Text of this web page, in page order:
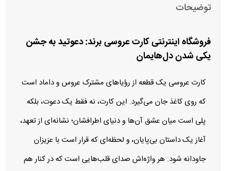
توضیحات
فروشگاه اینترنتی کارت عروسی برند: دعوتید به جشن
یکی شدن دل‌هایمان
کارت عروسی یک قطعه از رؤیاهای مشترک عروس و داماد است
که روی کاغذ جان می‌گیرد. این کارت، نه فقط یک دعوت، بلکه
پلی است میان عشق آن‌ها و دنیای اطرافشان؛ نشانه‌ای از تعهد،
آغاز یک داستان بی‌پایان، و لحظه‌ای که قرار است با عزیزان
جاودانه شود. هر واژه‌اش صدای قلب‌هایی است که در کنار هم